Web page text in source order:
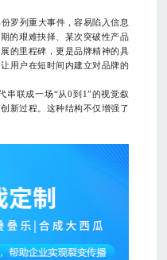
罗列重大事件，容易陷入信息
的艰难抉择、某次突破性产品
的里程碑，更是品牌精神的具
用户在短时间内建立对品牌的
联成一场“从0到1”的视觉叙
新过程。这种结构不仅增强了